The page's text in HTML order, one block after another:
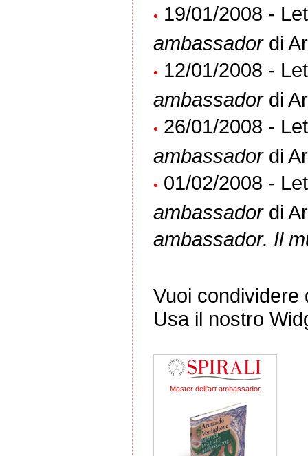
• 19/01/2008 -
ambassadordi
• 12/01/2008 -
ambassadordi
• 26/01/2008 -
ambassadordi
• 01/02/2008 -
ambassadordi
ambassador. Il
Vuoi condividere
Usa il nostro
Master dell'art ambassador